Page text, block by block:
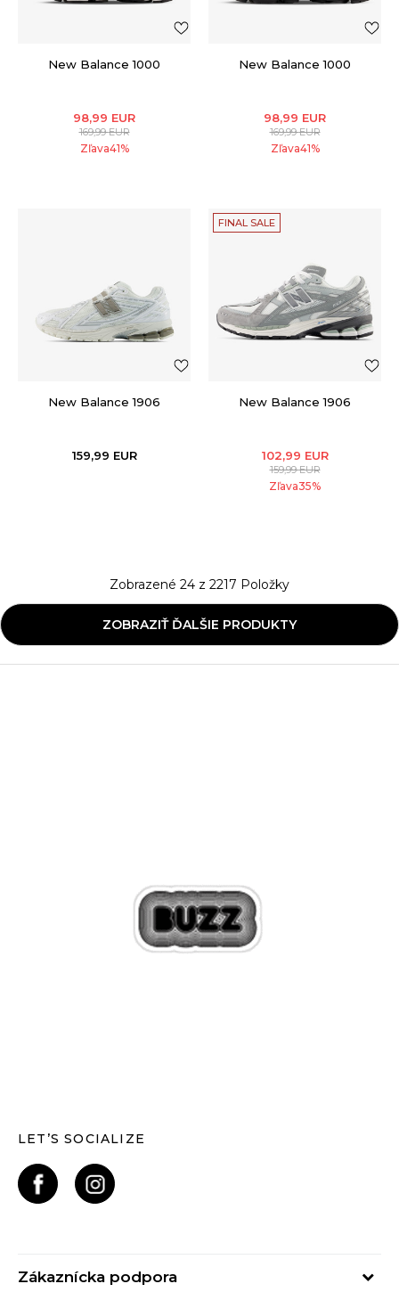
New Balance 1000
98,99 EUR
169,99EUR
Zľava41%
New Balance 1000
98,99 EUR
169,99EUR
Zľava41%
New Balance 1906
159,99 EUR
FINAL SALE
New Balance 1906
102,99 EUR
159,99EUR
Zľava35%
Zobrazené 24 z 2217 Položky
ZOBRAZIŤ ĎALŠIE PRODUKTY
LET’S SOCIALIZE
Zákaznícka podpora